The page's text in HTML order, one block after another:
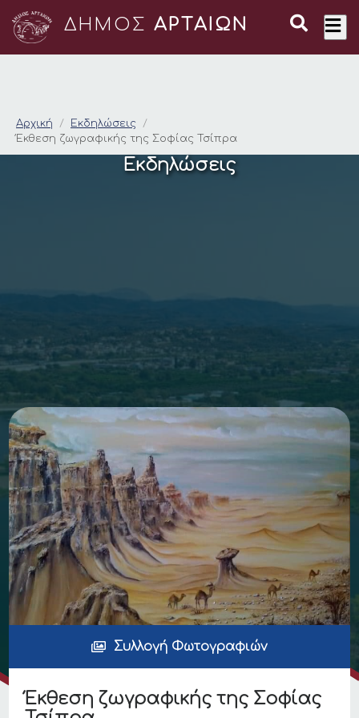
ΔΗΜΟΣ ΑΡΤΑΙΩΝ
Έκθεση ζωγραφικής
Αρχική
Εκδηλώσεις
Έκθεση ζωγραφικής της Σοφίας Τσίπρα
Εκδηλώσεις
Συλλογή Φωτογραφιών
Έκθεση ζωγραφικής της Σοφίας